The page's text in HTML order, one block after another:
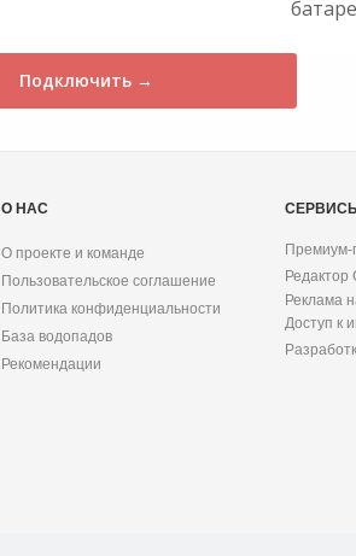
Подключить →
О НАС
О проекте и команде
Пользовательское соглашение
Политика конфиденциальности
База водопадов
Рекомендации
Премиум-
Редактор
Реклама
Доступ к